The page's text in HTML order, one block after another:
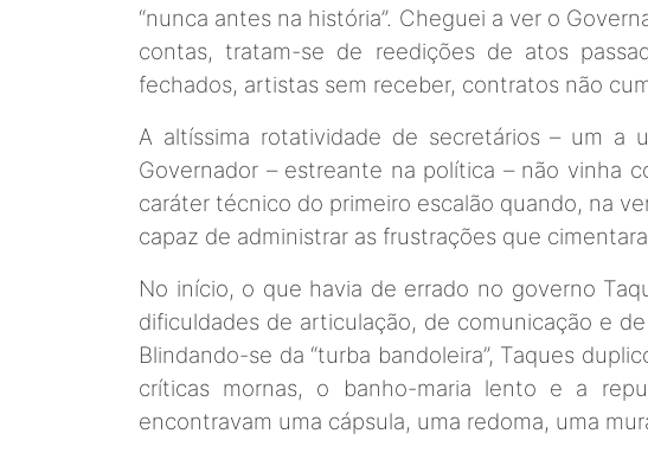
“nunca antes na história”. Cheguei a ver o
contas, tratam-se de reedições de atos
fechados, artistas sem receber, contratos não
A altíssima rotatividade de secretários – um a
Governador – estreante na política – não vinha
caráter técnico do primeiro escalão quando, na
capaz de administrar as frustrações que
No início, o que havia de errado no governo
dificuldades de articulação, de comunicação e
Blindando-se da “turba bandoleira”, Taques
críticas mornas, o banho-maria lento e a
encontravam uma cápsula, uma redoma, uma